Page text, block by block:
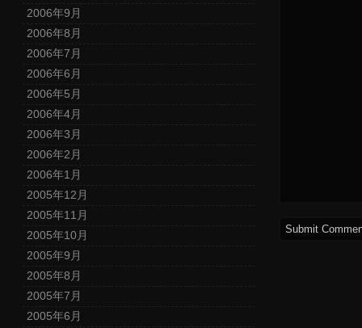
2006年9月
2006年8月
2006年7月
2006年6月
2006年5月
2006年4月
2006年3月
2006年2月
2006年1月
2005年12月
2005年11月
2005年10月
2005年9月
2005年8月
2005年7月
2005年6月